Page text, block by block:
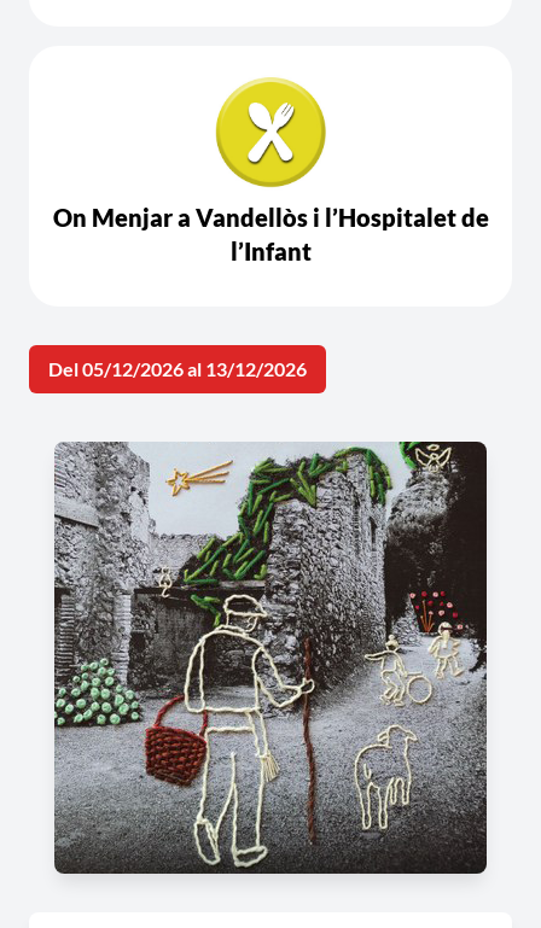
On Menjar a Vandellòs i l’Hospitalet de
l’Infant
Del 05/12/2026 al 13/12/2026